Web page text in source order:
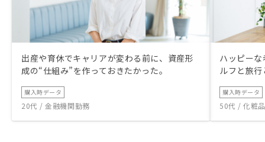
出産や育休でキャリアが変わる前に、資産形
成の“仕組み”を作っておきたかった。
購入時データ
20代 / 金融機関勤務
ハッピー
ルフと旅
購入時データ
50代 / 化粧